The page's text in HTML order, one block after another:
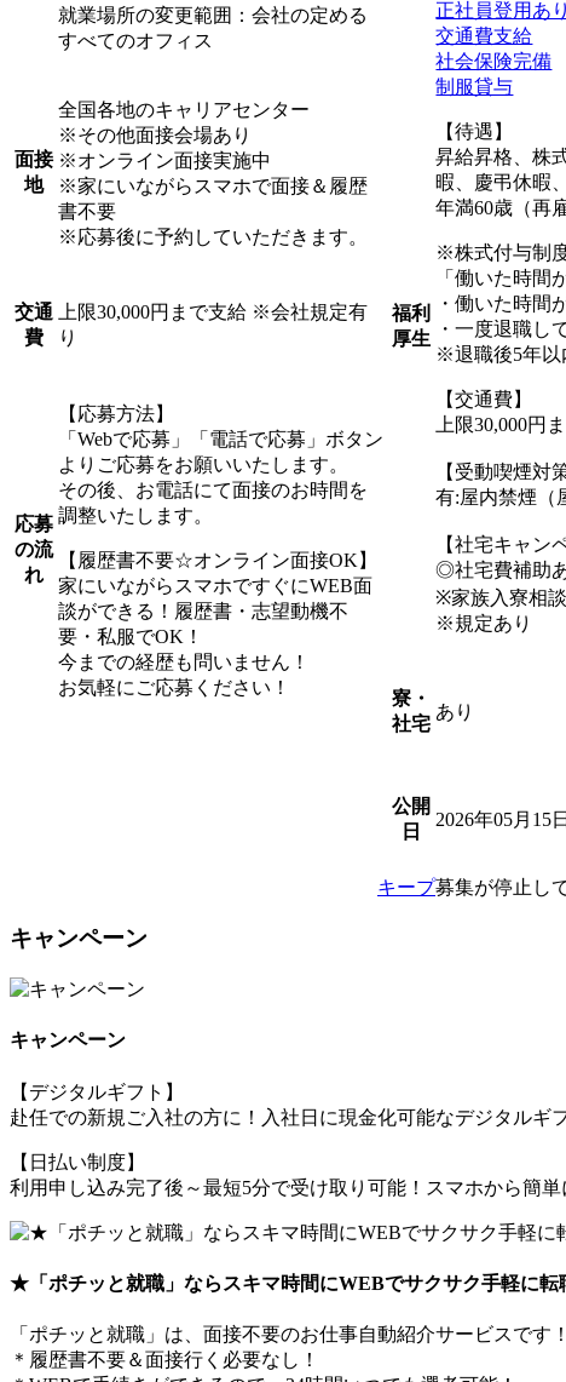
就業場所の変更範囲：会社の定める
すべてのオフィス
面接
地
全国各地のキャリアセンター
※その他面接会場あり
※オンライン面接実施中
※家にいながらスマホで面接＆履歴
書不要
※応募後に予約していただきます。
交通
費
上限30,000円まで支給 ※会社規定有
り
応募
の流
れ
【応募方法】
「Webで応募」「電話で応募」ボタン
よりご応募をお願いいたします。
その後、お電話にて面接のお時間を
調整いたします。
【履歴書不要☆オンライン面接OK】
家にいながらスマホですぐにWEB面
談ができる！履歴書・志望動機不
要・私服でOK！
今までの経歴も問いません！
お気軽にご応募ください！
福利
厚生
正社員登用あり
交通費支給
社会保険完備
制服貸与
【待遇】
昇給昇格、株
暇、慶弔休暇
年満60歳（再
※株式付与制
「働いた時間
・働いた時間
・一度退職し
※退職後5年以
【交通費】
上限30,000円
【受動喫煙対
有:屋内禁煙（
【社宅キャン
◎社宅費補助
※家族入寮相
※規定あり
寮・
社宅
あり
公開
日
2026年05月15日
キープ募集が停止し
キャンペーン
キャンペーン
【デジタルギフト】
赴任での新規ご入社の方に！入社日に現金化可能なデジタルギ
【日払い制度】
利用申し込み完了後～最短5分で受け取り可能！スマホから簡
★「ポチッと就職」ならスキマ時間にWEBでサクサク手軽に
「ポチッと就職」は、面接不要のお仕事自動紹介サービスです！
＊履歴書不要＆面接行く必要なし！